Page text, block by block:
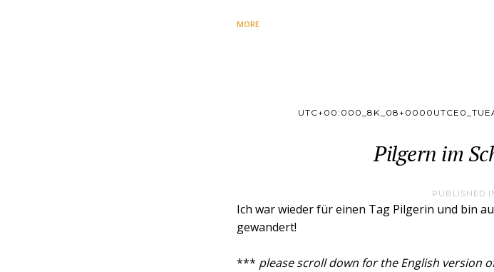
MORE
Pilgern im
PUBLISHED
Ich war wieder für einen Tag Pilgerin und bin
gewandert!
*** please scroll down for the English version